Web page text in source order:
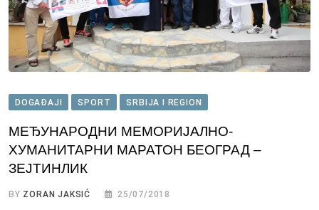
DOGAĐAJI SPORT SRBIJA I REGION
МЕЂУНАРОДНИ МЕМОРИЈАЛНО-
ХУМАНИТАРНИ МАРАТОН БЕОГРАД –
ЗЕЈТИНЛИК
BY ZORAN JAKSIĆ 25/07/2018